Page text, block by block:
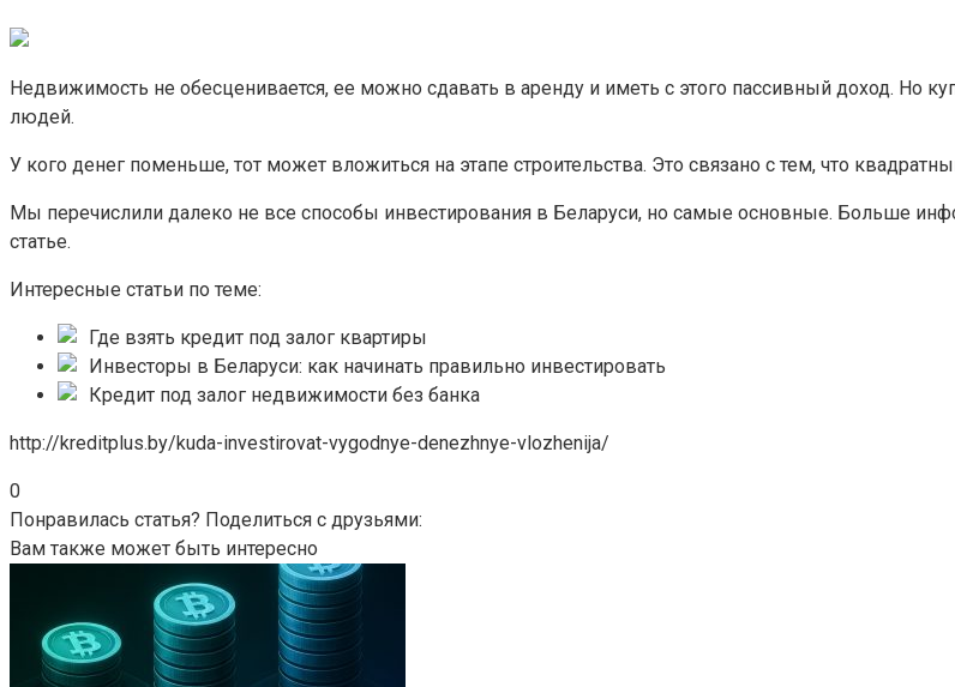
Недвижимость не обесценивается, ее можно сдавать в аренду и иметь с этого пассивный доход. Но
людей.
У кого денег поменьше, тот может вложиться на этапе строительства. Это связано с тем, что
Мы перечислили далеко не все способы инвестирования в Беларуси, но самые основные. Больше
статье.
Интересные статьи по теме:
Где взять кредит под залог квартиры
Инвесторы в Беларуси: как начинать правильно инвестировать
Кредит под залог недвижимости без банка
http://kreditplus.by/kuda-investirovat-vygodnye-denezhnye-vlozhenija/
0
Понравилась статья? Поделиться с друзьями:
Вам также может быть интересно